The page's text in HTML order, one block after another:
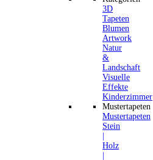
3D
Tapeten
Blumen
Artwork
Natur
&
Landschaft
Visuelle
Effekte
Kinderzimmer
Mustertapeten
Mustertapeten
Stein
Holz